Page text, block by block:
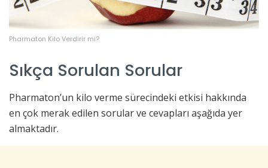
Pharmaton Kilo Verdirir mi?
Sıkça Sorulan Sorular
Pharmaton’un kilo verme sürecindeki etkisi hakkında
en çok merak edilen sorular ve cevapları aşağıda yer
almaktadır.